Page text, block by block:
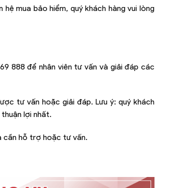
mua bảo hiểm, quý khách hàng vui lòng
888để nhân viên tư vấn và giải đáp các
tư vấn hoặc giải đáp. Lưu ý: quý khách
lợi nhất.
cần hỗ trợ hoặc tư vấn.